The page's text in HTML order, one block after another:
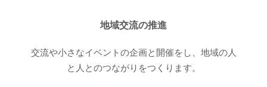
地域交流の推進
交流や小さなイベントの企画と開催をし、地域の人
と人とのつながりをつくります。